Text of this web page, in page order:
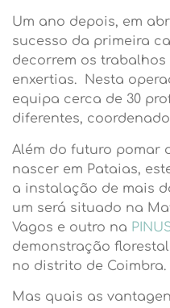
Um ano depois, em
sucesso da primeira
decorrem os
enxertias. Nesta
equipa cerca de 30
diferentes,
Além do futuro pomar
nascer em Pataias,
a instalação de mais
um será situado na
Vagos e outro na
demonstração
no distrito de Coimbra.
Mas quais as